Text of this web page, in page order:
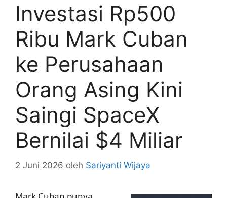
Investasi Rp500
Ribu Mark Cuban
ke Perusahaan
Orang Asing Kini
Saingi SpaceX
Bernilai $4 Miliar
2 Juni 2026 oleh Sariyanti Wijaya